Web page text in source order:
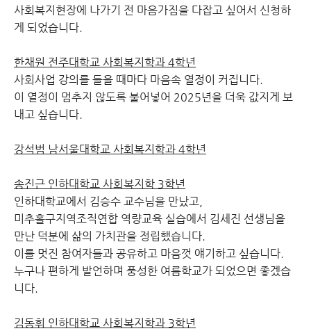
사회복지현장에 나가기 전 마음가짐을 다잡고 싶어서 신청하
게 되었습니다.
한채원 전주대학교 사회복지학과 4학년
사회사업 강의를 들을 때마다 마음속 열정이 커집니다.
이 열정이 멈추지 않도록 불어넣어 2025년을 더욱 값지게 보
내고 싶습니다.
강석범 남서울대학교 사회복지학과 4학년
송진근 인하대학교 사회복지학 3학년
인하대학교에서 김승수 교수님을 만났고,
미추홀구지역조직연합 역량교육 실습에서 김세진 선생님을
만난 덕분에 삶의 가치관을 정립했습니다.
이를 멋진 참여자들과 공유하고 마음껏 얘기하고 싶습니다.
누구나 편하게 발언하며 풍성한 여름학교가 되었으면 좋겠습
니다.
김동휘 인하대학교 사회복지학과 3학년